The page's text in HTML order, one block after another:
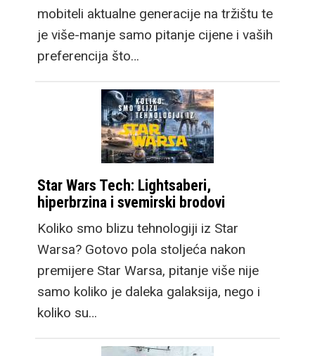
mobiteli aktualne generacije na tržištu te
je više-manje samo pitanje cijene i vaših
preferencija što…
Star Wars Tech: Lightsaberi,
hiperbrzina i svemirski brodovi
Koliko smo blizu tehnologiji iz Star
Warsa? Gotovo pola stoljeća nakon
premijere Star Warsa, pitanje više nije
samo koliko je daleka galaksija, nego i
koliko su…